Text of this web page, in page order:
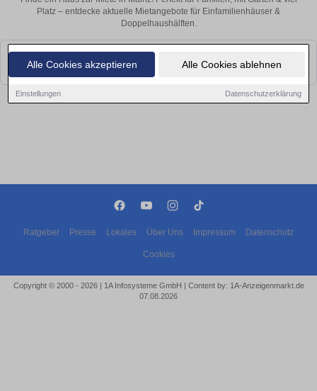
Alle Cookies akzeptieren Alle Cookies ablehnen
Einstellungen Datenschutzerklärung
Platz – entdecke aktuelle Mietangebote für Einfamilienhäuser &
Doppelhaushälften.
Leider konnten wir derzeit keine passenden Objekte finden. Schauen Sie
bald wieder vorbei!
Ratgeber Presse Lokales Über Uns Impressum Datenschutz
Cookies
Copyright © 2000 - 2026 | 1A Infosysteme GmbH | Content by: 1A-Anzeigenmarkt.de
07.08.2026